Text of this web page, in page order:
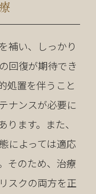
補い、しっかり
回復が期待でき
処置を伴うこと
ナンスが必要に
ます。また、
によっては適応
そのため、治療
スクの両方を正